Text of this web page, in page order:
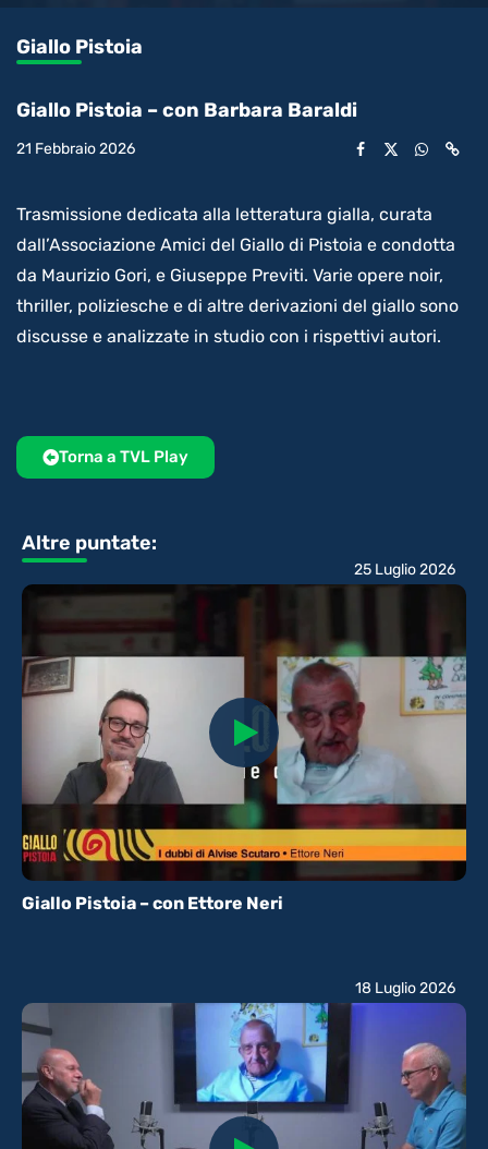
Giallo Pistoia
Giallo Pistoia – con Barbara Baraldi
21 Febbraio 2026
Trasmissione dedicata alla letteratura gialla, curata
dall’Associazione Amici del Giallo di Pistoia e condotta
da Maurizio Gori, e Giuseppe Previti. Varie opere noir,
thriller, poliziesche e di altre derivazioni del giallo sono
discusse e analizzate in studio con i rispettivi autori.
Torna a TVL Play
Altre puntate:
Giallo Pistoia – con Ettore Neri
25 Luglio 2026
18 Luglio 2026